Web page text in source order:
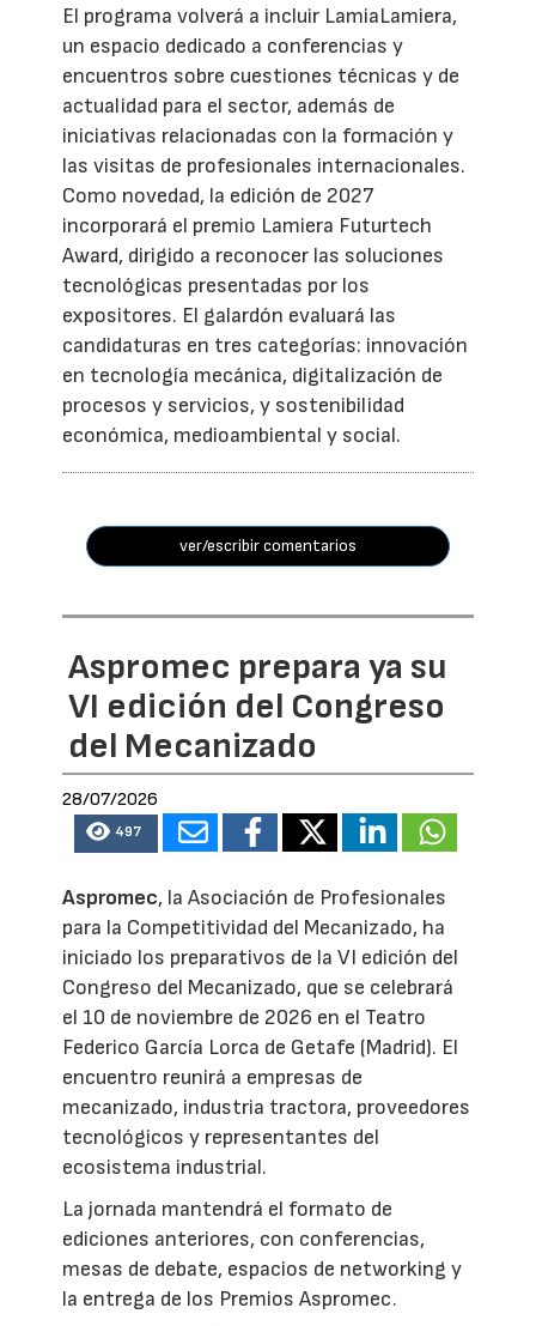
El programa volverá a incluir LamiaLamiera,
un espacio dedicado a conferencias y
encuentros sobre cuestiones técnicas y de
actualidad para el sector, además de
iniciativas relacionadas con la formación y
las visitas de profesionales internacionales.
Como novedad, la edición de 2027
incorporará el premio Lamiera Futurtech
Award, dirigido a reconocer las soluciones
tecnológicas presentadas por los
expositores. El galardón evaluará las
candidaturas en tres categorías: innovación
en tecnología mecánica, digitalización de
procesos y servicios, y sostenibilidad
económica, medioambiental y social.
ver/escribir comentarios
Aspromec prepara ya su
VI edición del Congreso
del Mecanizado
28/07/2026
497
Aspromec, la Asociación de Profesionales
para la Competitividad del Mecanizado, ha
iniciado los preparativos de la VI edición del
Congreso del Mecanizado, que se celebrará
el 10 de noviembre de 2026 en el Teatro
Federico García Lorca de Getafe (Madrid). El
encuentro reunirá a empresas de
mecanizado, industria tractora, proveedores
tecnológicos y representantes del
ecosistema industrial.
La jornada mantendrá el formato de
ediciones anteriores, con conferencias,
mesas de debate, espacios de networking y
la entrega de los Premios Aspromec.